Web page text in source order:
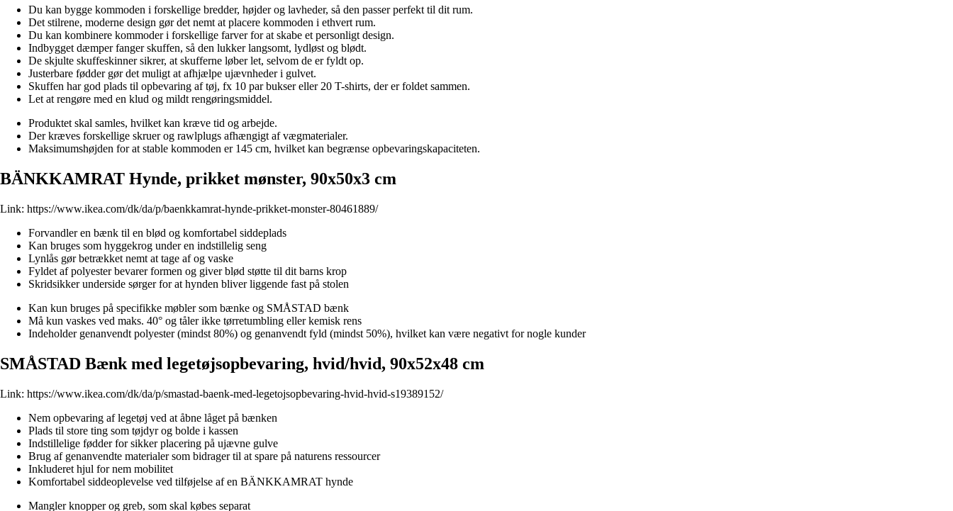
Du kan bygge kommoden i forskellige bredder, højder og lavheder, så den passer perfekt til dit rum.
Det stilrene, moderne design gør det nemt at placere kommoden i ethvert rum.
Du kan kombinere kommoder i forskellige farver for at skabe et personligt design.
Indbygget dæmper fanger skuffen, så den lukker langsomt, lydløst og blødt.
De skjulte skuffeskinner sikrer, at skufferne løber let, selvom de er fyldt op.
Justerbare fødder gør det muligt at afhjælpe ujævnheder i gulvet.
Skuffen har god plads til opbevaring af tøj, fx 10 par bukser eller 20 T-shirts, der er foldet sammen.
Let at rengøre med en klud og mildt rengøringsmiddel.
Produktet skal samles, hvilket kan kræve tid og arbejde.
Der kræves forskellige skruer og rawlplugs afhængigt af vægmaterialer.
Maksimumshøjden for at stable kommoden er 145 cm, hvilket kan begrænse opbevaringskapaciteten.
BÄNKKAMRAT Hynde, prikket mønster, 90x50x3 cm
Link: https://www.ikea.com/dk/da/p/baenkkamrat-hynde-prikket-monster-80461889/
Forvandler en bænk til en blød og komfortabel siddeplads
Kan bruges som hyggekrog under en indstillelig seng
Lynlås gør betrækket nemt at tage af og vaske
Fyldet af polyester bevarer formen og giver blød støtte til dit barns krop
Skridsikker underside sørger for at hynden bliver liggende fast på stolen
Kan kun bruges på specifikke møbler som bænke og SMÅSTAD bænk
Må kun vaskes ved maks. 40° og tåler ikke tørretumbling eller kemisk rens
Indeholder genanvendt polyester (mindst 80%) og genanvendt fyld (mindst 50%), hvilket kan være negativt for nogle kunder
SMÅSTAD Bænk med legetøjsopbevaring, hvid/hvid, 90x52x48 cm
Link: https://www.ikea.com/dk/da/p/smastad-baenk-med-legetojsopbevaring-hvid-hvid-s19389152/
Nem opbevaring af legetøj ved at åbne låget på bænken
Plads til store ting som tøjdyr og bolde i kassen
Indstillelige fødder for sikker placering på ujævne gulve
Brug af genanvendte materialer som bidrager til at spare på naturens ressourcer
Inkluderet hjul for nem mobilitet
Komfortabel siddeoplevelse ved tilføjelse af en BÄNKKAMRAT hynde
Mangler knopper og greb, som skal købes separat